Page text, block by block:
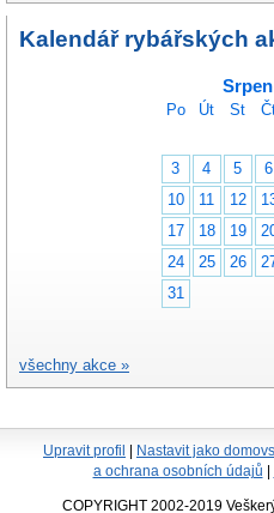
Kalendář rybářských
Po Út St
3
4 5 6
10
11 12
17
18 19
24
25 26
31
všechny akce »
Upravit profil Nastavit jako
a ochrana osobních údajů
COPYRIGHT 2002-2019